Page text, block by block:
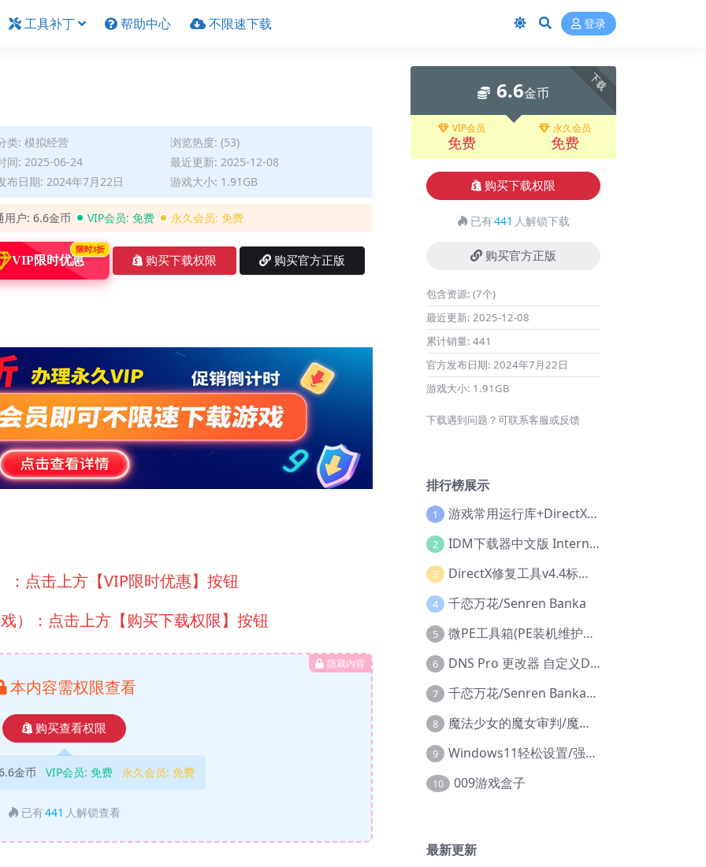
工具补丁 帮助中心 不限速下载 登录
类: 模拟经营
浏览热度: (53)
间: 2025-06-24
最近更新: 2025-12-08
布日期: 2024年7月22日
游戏大小: 1.91GB
用户: 6.6金币 VIP会员: 免费 永久会员: 免费
VIP限时优惠
限时3折
购买下载权限 购买官方正版
点击上方【VIP限时优惠】按钮
）：点击上方【购买下载权限】按钮
隐藏内容
本内容需权限查看
购买查看权限
金币 VIP会员: 免费 永久会员: 免费
已有441 人解锁查看
下载
6.6金币
VIP会员
免费
永久会员
免费
购买下载权限
已有441 人解锁下载
购买官方正版
包含资源: (7个)
最近更新: 2025-12-08
累计销量: 441
官方发布日期: 2024年7月22日
游戏大小: 1.91GB
下载遇到问题？可联系客服或反馈
排行榜展示
1 游戏常用运行库+DirectX修复增强版
2 IDM下载器中文版 Internet Download Manager v6.42.36 IDM
3 DirectX修复工具v4.4标准版+增强版+在线修复版
4 千恋万花/Senren Banka
5 微PE工具箱(PE装机维护工具) v2.3官方正式版
6 DNS Pro 更改器 自定义DNS修改
7 千恋万花/Senren Banka/安卓版
8 魔法少女的魔女审判/魔法少女ノ魔女裁判
9 Windows11轻松设置/强力禁止WD等/兼容Win10
10 009游戏盒子
最新更新